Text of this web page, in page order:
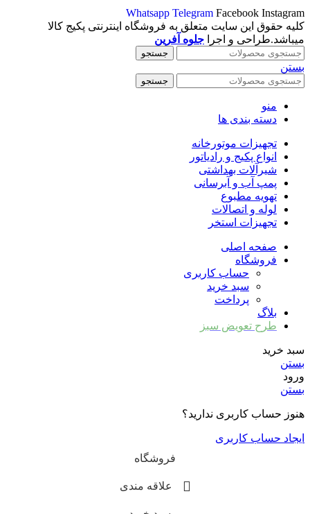
Whatsapp Telegram Facebook Instagram
کلیه حقوق این سایت متعلق به فروشگاه اینترنتی پکیج کالا
میباشد.طراحی و اجرا جلوه آفرین
جستجو
بستن
جستجو
منو
دسته بندی ها
تجهیزات موتورخانه
انواع پکیج و رادیاتور
شیرآلات بهداشتی
پمپ آب و آبرسانی
تهویه مطبوع
لوله و اتصالات
تجهیزات استخر
صفحه اصلی
فروشگاه
حساب کاربری
سبد خرید
پرداخت
بلاگ
طرح تعویض سبز
سبد خرید
بستن
ورود
بستن
هنوز حساب کاربری ندارید؟
ایجاد حساب کاربری
فروشگاه
علاقه مندی